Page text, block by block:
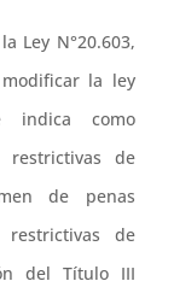
Ley N°20.603,
la ley
indica como
de
de penas
de
del Título III